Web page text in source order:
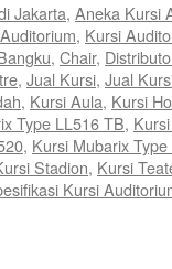
Jakarta, Aneka Kursi
, Kursi
, Chair,
, Jual Kursi, Jual
, Kursi Aula, Kursi
Type LL516 TB,
, Kursi Mubarix
Stadion, Kursi
Kursi